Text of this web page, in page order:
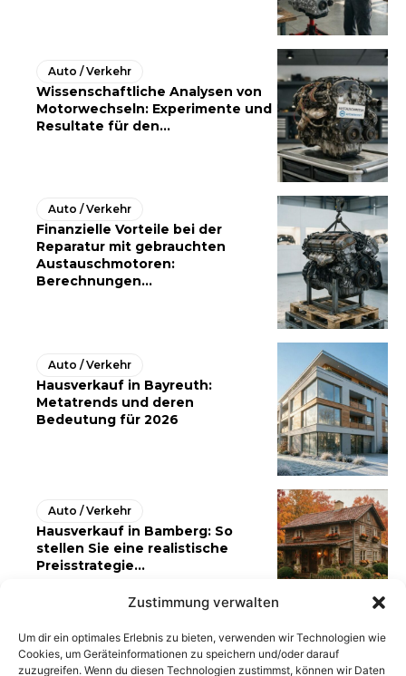
Zustimmung verwalten
Um dir ein optimales Erlebnis zu bieten, verwenden wir Technologien wie
Cookies, um Geräteinformationen zu speichern und/oder darauf
zuzugreifen. Wenn du diesen Technologien zustimmst, können wir Daten
Auto / Verkehr
Wissenschaftliche Analysen von
Motorwechseln: Experimente und
Resultate für den...
Auto / Verkehr
Finanzielle Vorteile bei der
Reparatur mit gebrauchten
Austauschmotoren:
Berechnungen...
Auto / Verkehr
Hausverkauf in Bayreuth:
Metatrends und deren
Bedeutung für 2026
Auto / Verkehr
Hausverkauf in Bamberg: So
stellen Sie eine realistische
Preisstrategie...